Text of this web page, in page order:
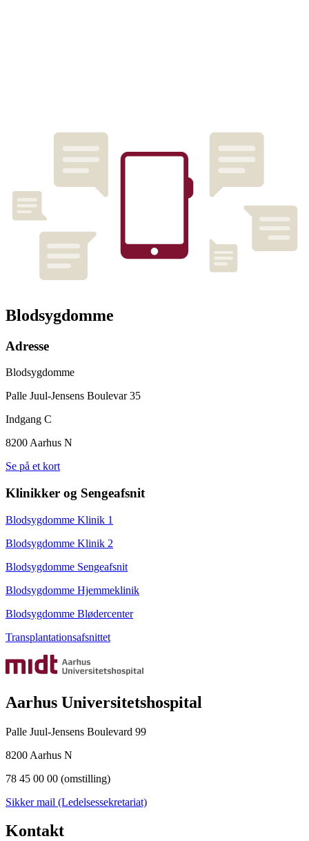
Blodsygdomme
Adresse
Blodsygdomme
Palle Juul-Jensens Boulevar 35
Indgang C
8200 Aarhus N
Se på et kort
Klinikker og Sengeafsnit
Blodsygdomme Klinik 1
Blodsygdomme Klinik 2
Blodsygdomme Sengeafsnit
Blodsygdomme Hjemmeklinik
Blodsygdomme Blødercenter
Transplantationsafsnittet
Aarhus Universitetshospital
Palle Juul-Jensens Boulevard 99
8200 Aarhus N
78 45 00 00 (omstilling)
Sikker mail (Ledelsessekretariat)
Kontakt